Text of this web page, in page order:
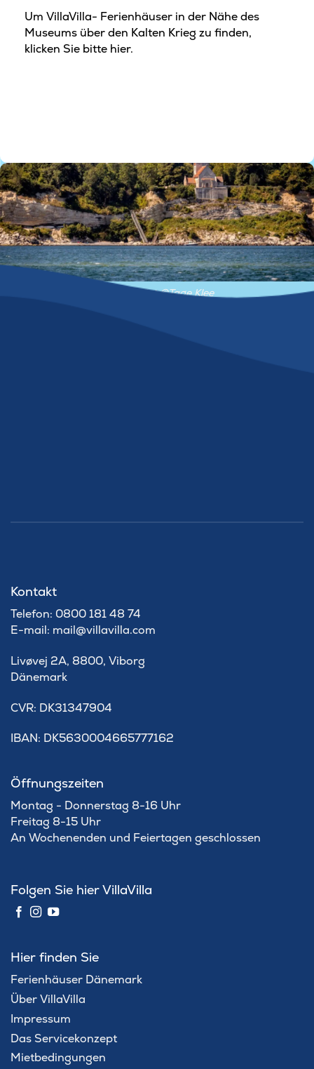
Um VillaVilla- Ferienhäuser in der Nähe des
Museums über den Kalten Krieg zu finden,
klicken Sie bitte hier.
Stevns Klint ©Tage Klee
Kontakt
Telefon: 0800 181 48 74
E-mail: mail@villavilla.com
Livøvej 2A, 8800, Viborg
Dänemark
​CVR: DK31347904
IBAN: DK5630004665777162
Öffnungszeiten
Montag - Donnerstag 8-16 Uhr
Freitag 8-15 Uhr
An Wochenenden und Feiertagen geschlossen
Folgen Sie hier VillaVilla
Hier finden Sie
Ferienhäuser Dänemark
Über VillaVilla
Impressum
Das Servicekonzept
Mietbedingungen